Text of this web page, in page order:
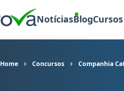
NotíciasBlogCursos
Home Concursos Companhia